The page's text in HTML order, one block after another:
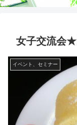
女子交流会
イベント、セミナー